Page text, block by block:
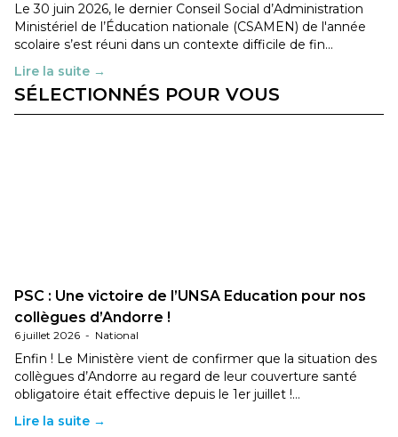
Le 30 juin 2026, le dernier Conseil Social d’Administration
Ministériel de l’Éducation nationale (CSAMEN) de l'année
scolaire s’est réuni dans un contexte difficile de fin…
Lire la suite →
SÉLECTIONNÉS POUR VOUS
PSC : Une victoire de l’UNSA Education pour nos
collègues d’Andorre !
6 juillet 2026 - National
Enfin ! Le Ministère vient de confirmer que la situation des
collègues d’Andorre au regard de leur couverture santé
obligatoire était effective depuis le 1er juillet !…
Lire la suite →